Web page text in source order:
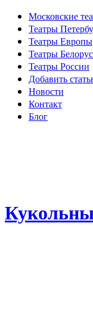
Московские
Театры
Театры Европы
Театры
Театры России
Добавить
Новости
Контакт
Блог